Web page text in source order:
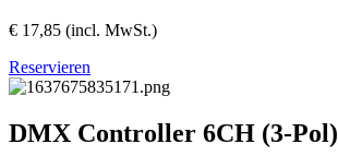
€ 17,85 (incl. MwSt.)
Reservieren
DMX Controller 6CH (3-Pol)